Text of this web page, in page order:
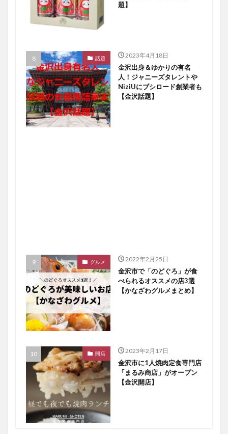
題】
話題 2023年4月18日
金沢出身＆ゆかりの有名
人！ジャニーズタレントや
NiziUにブシロード創業者も
【金沢話題】
グルメ 2022年2月25日
金沢市で「のどぐろ」が食
べられるオススメの店3選
【かなざわグルメまとめ】
開店 2023年2月17日
金沢市に1人焼肉定食専門店
「まるみ商店」がオープン
【金沢開店】